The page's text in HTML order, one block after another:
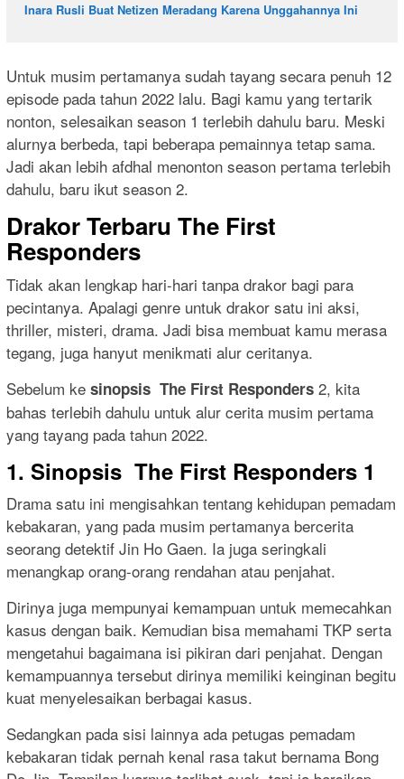
Inara Rusli Buat Netizen Meradang Karena Unggahannya Ini
Untuk musim pertamanya sudah tayang secara penuh 12
episode pada tahun 2022 lalu. Bagi kamu yang tertarik
nonton, selesaikan season 1 terlebih dahulu baru. Meski
alurnya berbeda, tapi beberapa pemainnya tetap sama.
Jadi akan lebih afdhal menonton season pertama terlebih
dahulu, baru ikut season 2.
Drakor Terbaru The First
Responders
Tidak akan lengkap hari-hari tanpa drakor bagi para
pecintanya. Apalagi genre untuk drakor satu ini aksi,
thriller, misteri, drama. Jadi bisa membuat kamu merasa
tegang, juga hanyut menikmati alur ceritanya.
Sebelum ke sinopsis The First Responders 2, kita
bahas terlebih dahulu untuk alur cerita musim pertama
yang tayang pada tahun 2022.
1. Sinopsis The First Responders 1
Drama satu ini mengisahkan tentang kehidupan pemadam
kebakaran, yang pada musim pertamanya bercerita
seorang detektif Jin Ho Gaen. Ia juga seringkali
menangkap orang-orang rendahan atau penjahat.
Dirinya juga mempunyai kemampuan untuk memecahkan
kasus dengan baik. Kemudian bisa memahami TKP serta
mengetahui bagaimana isi pikiran dari penjahat. Dengan
kemampuannya tersebut dirinya memiliki keinginan begitu
kuat menyelesaikan berbagai kasus.
Sedangkan pada sisi lainnya ada petugas pemadam
kebakaran tidak pernah kenal rasa takut bernama Bong